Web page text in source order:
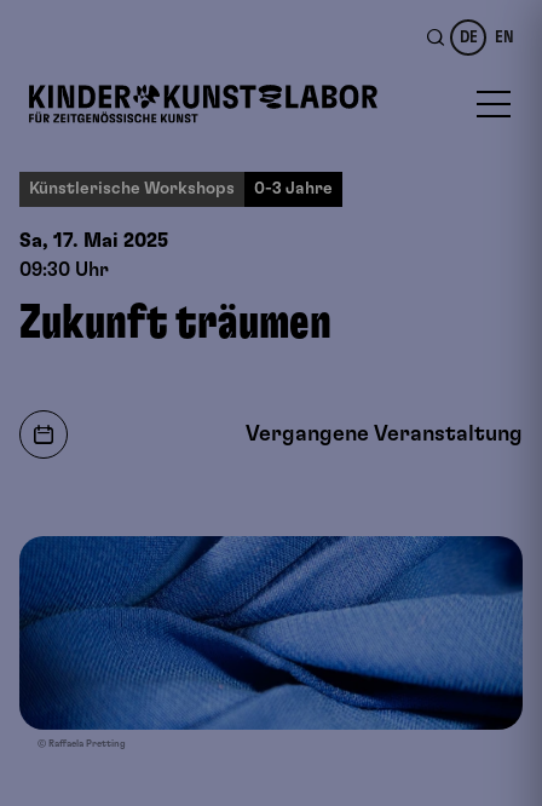
DE EN
Künstlerische Workshops 0-3 Jahre
Sa, 17. Mai 2025
09:30 Uhr
Zukunft träumen
Vergangene Veranstaltung
© Raffaela Pretting